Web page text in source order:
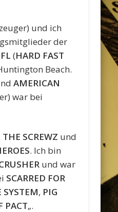
und ich
der
(HARD FAST
Beach.
AMERICAN
war bei
THE SCREWZ und
. Ich bin
und war
SCARRED FOR
SYSTEM, PIG
PACT„.